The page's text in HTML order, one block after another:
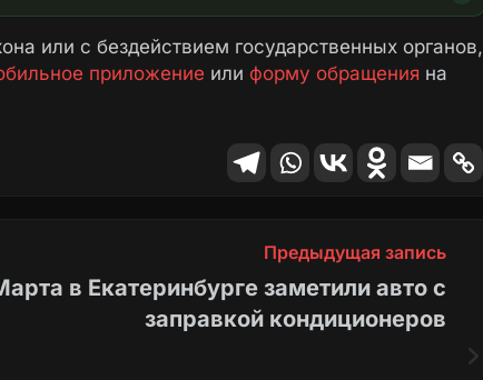
или с бездействием государственных органов,
приложение или форму обращения на
Предыдущая запись
в Екатеринбурге заметили авто с
заправкой кондиционеров